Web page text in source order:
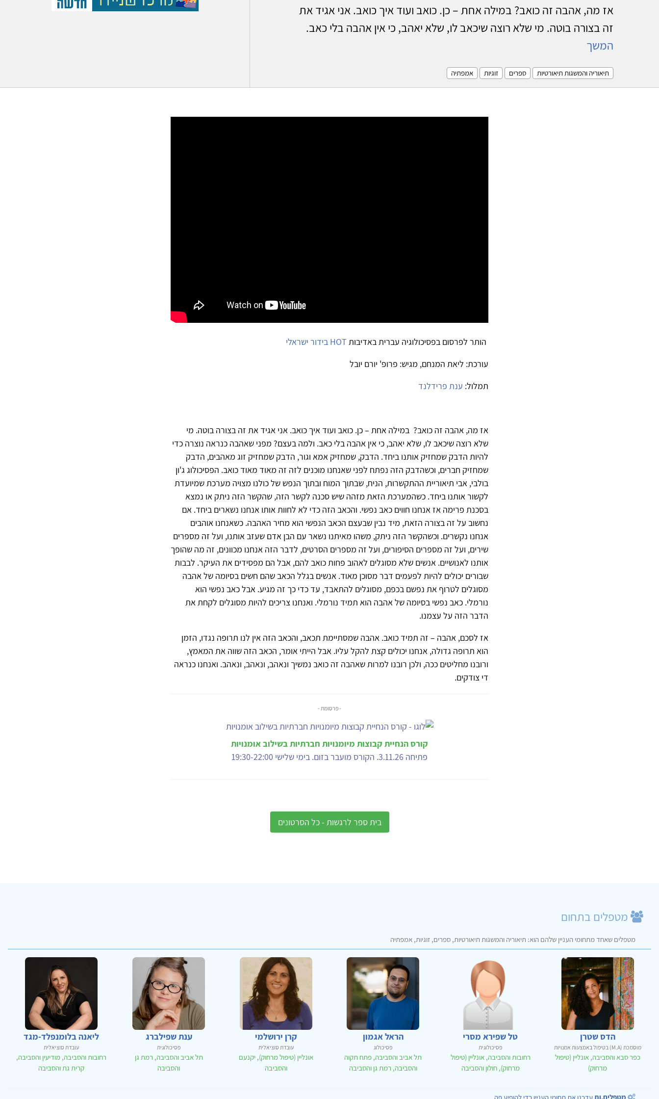
אז מה, אהבה זה כואב? במילה אחת – כן. כואב ועוד איך כואב. אני אגיד את
זה בצורה בוטה. מי שלא רוצה שיכאב לו, שלא יאהב, כי אין אהבה בלי כאב.
המשך
תיאוריה והמשגות תיאורטיות ספרים זוגיות אמפתיה
הותר לפרסום בפסיכולוגיה עברית באדיבות HOT בידור ישראלי
עורכת: ליאת המנחם, מגיש: פרופ' יורם יובל
תמלול: ענת פרידלנד
אז מה, אהבה זה כואב? במילה אחת – כן. כואב ועוד איך כואב. אני אגיד את זה בצורה בוטה. מי
שלא רוצה שיכאב לו, שלא יאהב, כי אין אהבה בלי כאב. ולמה בעצם? מפני שאהבה כנראה נוצרה כדי
להיות הדבק שמחזיק אותנו ביחד. הדבק, שמחזיק אמא וגור, הדבק שמחזיק זוג מאהבים, הדבק
שמחזיק חברים, וכשהדבק הזה נפתח לפני שאנחנו מוכנים לזה זה מאוד מאוד כואב. הפסיכולוג ג'ון
בולבי, אבי תיאוריית ההתקשרות, הניח, שבתוך המוח ובתוך הנפש של כולנו מצויה מערכת שמיועדת
לקשור אותנו ביחד. כשהמערכת הזאת מזהה שיש סכנה לקשר הזה, שהקשר הזה ניתק או נמצא
בסכנת פרימה אז אנחנו חווים כאב נפשי. והכאב הזה כדי לא לחוות אותו אנחנו נשארים ביחד. אם
נחשוב על זה בצורה הזאת, מיד נבין שבעצם הכאב הנפשי הוא מחיר האהבה. כשאנחנו אוהבים
אנחנו נקשרים. וכשהקשר הזה ניתק, משהו מאיתנו נשאר עם הבן אדם שעזב אותנו, ועל זה מספרים
שירים, ועל זה מספרים הסיפורים, ועל זה מספרים הסרטים, לדבר הזה אנחנו מכוונים, זה מה שהופך
אותנו לאנושיים. אנשים שלא מסוגלים לאהוב פחות כואב להם, אבל הם מפסידים את העיקר. לבבות
שבורים יכולים להיות לפעמים דבר מסוכן מאוד. אנשים בגלל הכאב שהם חשים בסיומה של אהבה
מסוגלים לטרוף את נפשם בכפם, מסוגלים להתאבד, עד כדי כך זה מגיע. אבל כאב נפשי הוא
נורמלי. כאב נפשי בסיומה של אהבה הוא תמיד נורמלי. ואנחנו צריכים להיות מסוגלים לקחת את
הדבר הזה על עצמנו.
אז לסכם, אהבה – זה תמיד כואב. אהבה שמסתיימת תכאב, והכאב הזה אין לנו תרופה נגדו, הזמן
הוא תרופה גדולה, אנחנו יכולים קצת להקל עליו. אבל הייתי אומר, הכאב הזה שווה את המאמץ,
ורובנו מחליטים ככה, ולכן רובנו למרות שאהבה זה כואב נמשיך ונאהב, ונאהב, ונאהב. ואנחנו כנראה
די צודקים.
- פרסומת -
קורס הנחיית קבוצות מיומנויות חברתיות בשילוב אומנויות
פתיחה 3.11.26. הקורס מועבר בזום. בימי שלישי 19:30-22:00
בית ספר לרגשות - כל הסרטונים
מטפלים בתחום
מטפלים שאחד מתחומי העניין שלהם הוא: תיאוריה והמשגות תיאורטיות, ספרים, זוגיות, אמפתיה
הדס שטרן
מוסמכת (M.A) בטיפול באמצעות אמנויות
כפר סבא והסביבה, אונליין (טיפול
מרחוק)
טל שפירא מסרי
פסיכולוגית
רחובות והסביבה, אונליין (טיפול
מרחוק), חולון והסביבה
הראל אגמון
פסיכולוג
תל אביב והסביבה, פתח תקוה
והסביבה, רמת גן והסביבה
קרן ירושלמי
עובדת סוציאלית
אונליין (טיפול מרחוק), יקנעם
והסביבה
ענת שפילברג
פסיכולוגית
תל אביב והסביבה, רמת גן
והסביבה
ליאנה בלומנפלד-מגד
עובדת סוציאלית
רחובות והסביבה, מודיעין והסביבה,
קרית גת והסביבה